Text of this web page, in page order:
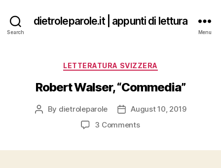
Search
dietroleparole.it | appunti di lettura
Menu
Categories
LETTERATURA SVIZZERA
Robert Walser, “Commedia”
Post
By dietroleparole
PostAugust 10, 2019
3 Commentson